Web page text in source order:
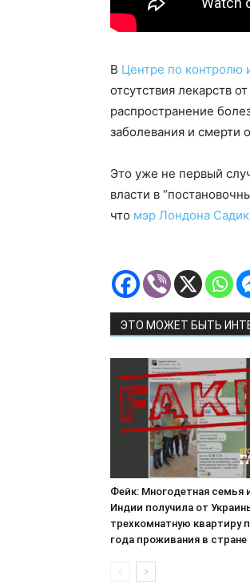
В Центре по контролю
отсутствия лекарств
распространение
заболевания и смерти
Это уже не первый
власти в
что мэр Лондона
ЭТО МОЖЕТ БЫТЬ
Фейк: Многодетная семья
Индии получила от
трехкомнатную квартиру
года проживания в стране